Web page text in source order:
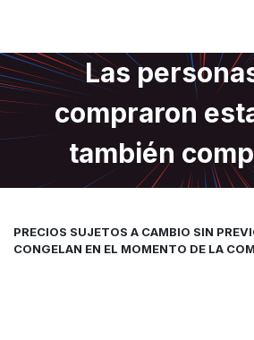
Las
compraron
también
PRECIOS SUJETOS A CAMBIO SIN
CONGELAN EN EL MOMENTO DE LA